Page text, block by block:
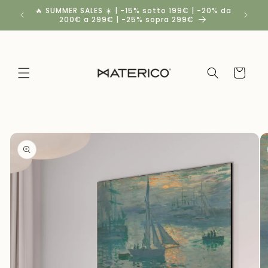
direttamente
ai contenuti
🔥 SUMMER SALES ☀️ | -15% sotto 199€ | -20% da
200€ a 299€ | -25% sopra 299€
Carrello
informazioni
sul
prodotto